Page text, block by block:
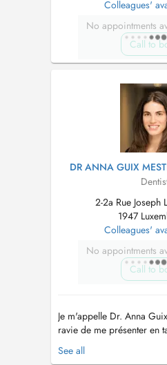
Colleagues'
No appointments
Call to
DR ANNA GUIX
2-2a Rue Joseph
1947
Colleagues'
No appointments
Call to
Je m'appelle Dr. Anna
ravie de me présenter en
spécialisée en
originaire d'Espagne
See all